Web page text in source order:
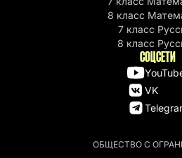
ОБЩЕСТВО С
8 класс
7 класс
8 класс
СОЦСЕТИ
VK